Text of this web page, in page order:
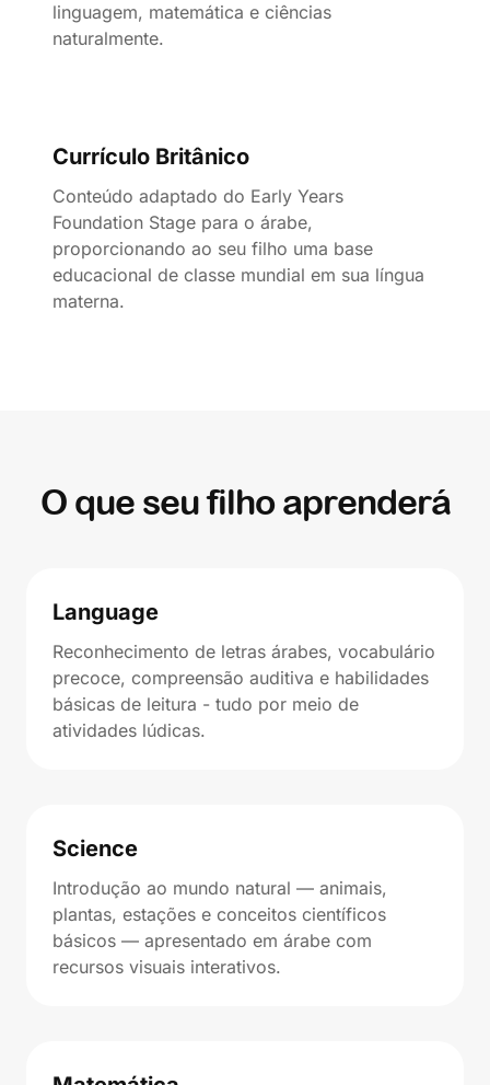
linguagem, matemática e ciências
naturalmente.
Currículo Britânico
Conteúdo adaptado do Early Years
Foundation Stage para o árabe,
proporcionando ao seu filho uma base
educacional de classe mundial em sua língua
materna.
O que seu filho aprenderá
Language
Reconhecimento de letras árabes, vocabulário
precoce, compreensão auditiva e habilidades
básicas de leitura - tudo por meio de
atividades lúdicas.
Science
Introdução ao mundo natural — animais,
plantas, estações e conceitos científicos
básicos — apresentado em árabe com
recursos visuais interativos.